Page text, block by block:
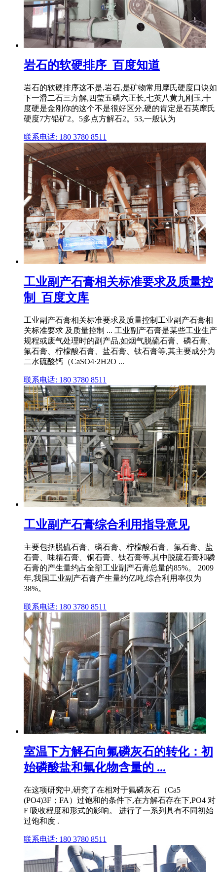
岩石的软硬排序_百度知道
岩石的软硬排序这不是,岩石,是矿物常用摩氏硬度口诀如
下一滑二石三方解,四莹五磷六正长,七英八黄九刚玉,十
度硬是金刚你的这个不是很好区分,硬的肯定是石英摩氏
硬度7方铅矿2。5多点方解石2。53,一般认为
联系电话: 180 3780 8511
工业副产石膏相关标准要求及质量控
制_百度文库
工业副产石膏相关标准要求及质量控制工业副产石膏相
关标准要求 及质量控制 ... 工业副产石膏是某些工业生产
规程或废气处理时的副产品,如烟气脱硫石膏、磷石膏、
氟石膏、柠檬酸石膏、盐石膏、钛石膏等,其主要成分为
二水硫酸钙（CaSO4·2H2O ...
联系电话: 180 3780 8511
工业副产石膏综合利用指导意见
主要包括脱硫石膏、磷石膏、柠檬酸石膏、氟石膏、盐
石膏、味精石膏、铜石膏、钛石膏等,其中脱硫石膏和磷
石膏的产生量约占全部工业副产石膏总量的85%。 2009
年,我国工业副产石膏产生量约亿吨,综合利用率仅为
38%。
联系电话: 180 3780 8511
室温下方解石向氟磷灰石的转化：初
始磷酸盐和氟化物含量的 ...
在这项研究中,研究了在相对于氟磷灰石（Ca5
(PO4)3F；FA）过饱和的条件下,在方解石存在下,PO4 对
F 吸收程度和形式的影响。 进行了一系列具有不同初始
过饱和度 .
联系电话: 180 3780 8511